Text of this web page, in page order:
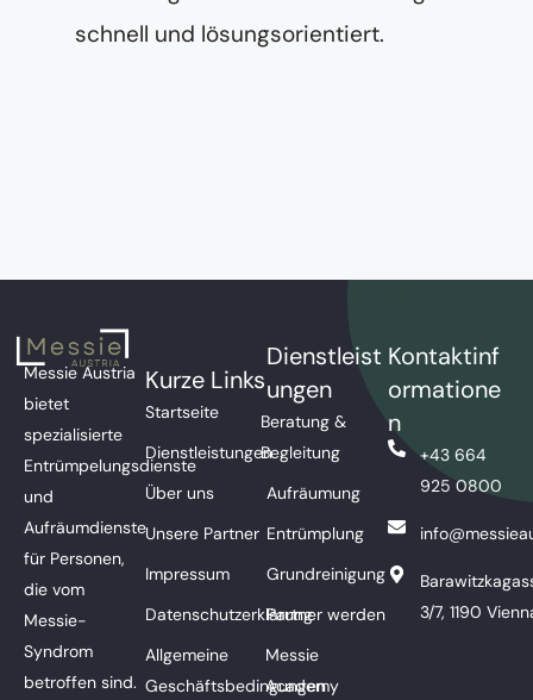
schnell und lösungsorientiert.
Messie Austria
bietet
spezialisierte
Entrümpelungsdienste
und
Aufräumdienste
für Personen,
die vom
Messie-
Syndrom
betroffen sind.
Kurze Links
Startseite
Dienstleistungen
Über uns
Unsere Partner
Impressum
Datenschutzerklärung
Allgemeine
Geschäftsbedingungen
Dienstleist
ungen
Beratung &
Begleitung
Aufräumung
Entrümplung
Grundreinigung
Partner werden
Messie
Academy
Kontaktinf
ormatione
n
+43 664
925 0800
3/7, 1190